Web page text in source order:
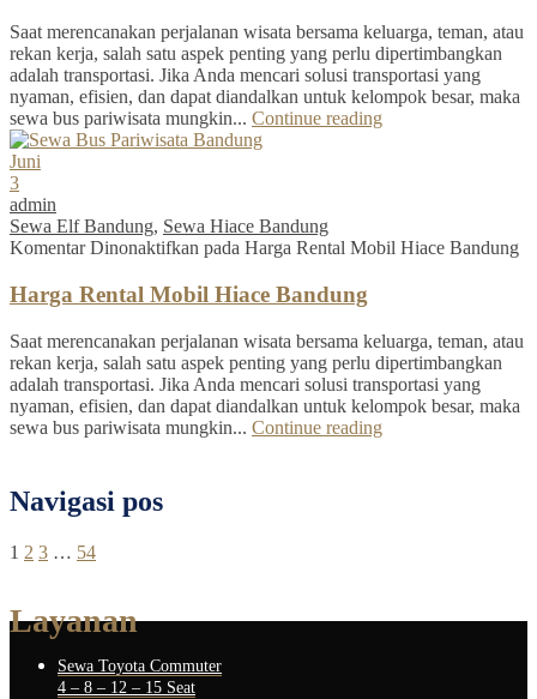
Saat merencanakan perjalanan wisata bersama keluarga, teman, atau
rekan kerja, salah satu aspek penting yang perlu dipertimbangkan
adalah transportasi. Jika Anda mencari solusi transportasi yang
nyaman, efisien, dan dapat diandalkan untuk kelompok besar, maka
sewa bus pariwisata mungkin... Continue reading
Juni
3
admin
Sewa Elf Bandung, Sewa Hiace Bandung
Komentar Dinonaktifkan pada Harga Rental Mobil Hiace Bandung
Harga Rental Mobil Hiace Bandung
Saat merencanakan perjalanan wisata bersama keluarga, teman, atau
rekan kerja, salah satu aspek penting yang perlu dipertimbangkan
adalah transportasi. Jika Anda mencari solusi transportasi yang
nyaman, efisien, dan dapat diandalkan untuk kelompok besar, maka
sewa bus pariwisata mungkin... Continue reading
Navigasi pos
1 2 3 … 54
Layanan
Sewa Toyota Commuter
4 – 8 – 12 – 15 Seat